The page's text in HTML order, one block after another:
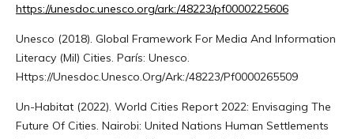
https://unesdoc.unesco.org/ark:/48223/pf0000225606
Unesco (2018). Global Framework For Media And Information
Literacy (Mil) Cities. París: Unesco.
Https://Unesdoc.Unesco.Org/Ark:/48223/Pf0000265509
Un-Habitat (2022). World Cities Report 2022: Envisaging The
Future Of Cities. Nairobi: United Nations Human Settlements